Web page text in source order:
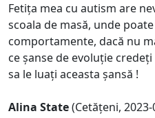
Fetița mea cu autism are
scoala de masă, unde
comportamente, dacă nu
ce șanse de evoluție
sa le luați aceasta șansă !
Alina State(Cetățeni, 2023-